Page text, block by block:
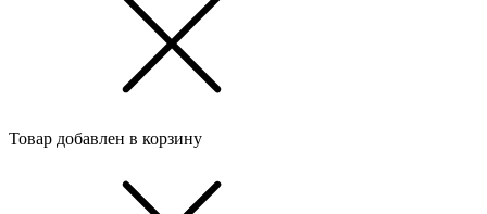
Товар добавлен в корзину